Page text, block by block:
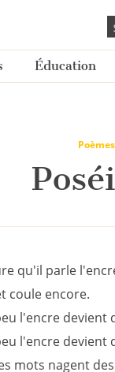
Éducation
Poèmes
qu'il parle
coule encore.
l'encre devient
l'encre devient
mots nagent